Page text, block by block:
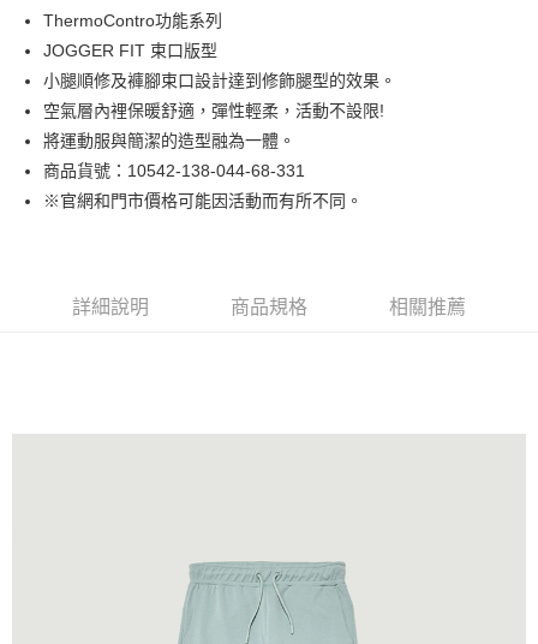
街口支付
悠遊付
Google Pay
貨到付款
運送方式
免運費
每筆NT$130，滿NT$1,000(含以上)免運費
ThermoContro功能系列
JOGGER FIT 束口版型
小腿順修及褲腳束口設計達到修飾腿型的效果。
空氣層內裡保暖舒適，彈性輕柔，活動不設限!
將運動服與簡潔的造型融為一體。
商品貨號：10542-138-044-68-331
※官網和門市價格可能因活動而有所不同。
詳細說明 商品規格 相關推薦